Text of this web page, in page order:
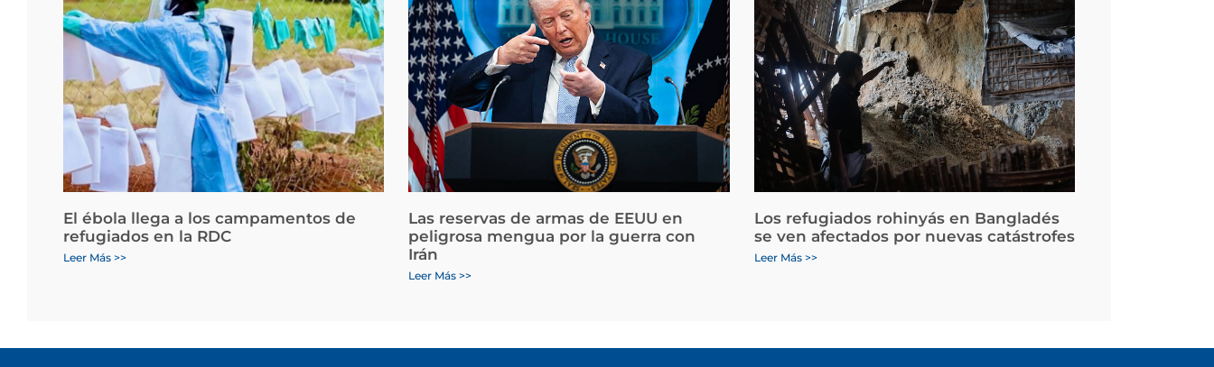
El ébola llega a los campamentos de
refugiados en la RDC
Leer Más >>
Las reservas de armas de EEUU en
peligrosa mengua por la guerra con
Irán
Leer Más >>
Los refugiados rohinyás en Bangladés
se ven afectados por nuevas catástrofes
Leer Más >>